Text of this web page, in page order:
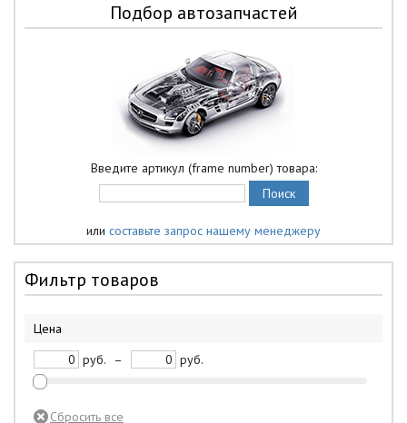
Подбор автозапчастей
Введите артикул (frame number) товара:
или составьте запрос нашему менеджеру
Фильтр товаров
Цена
руб.
– руб.